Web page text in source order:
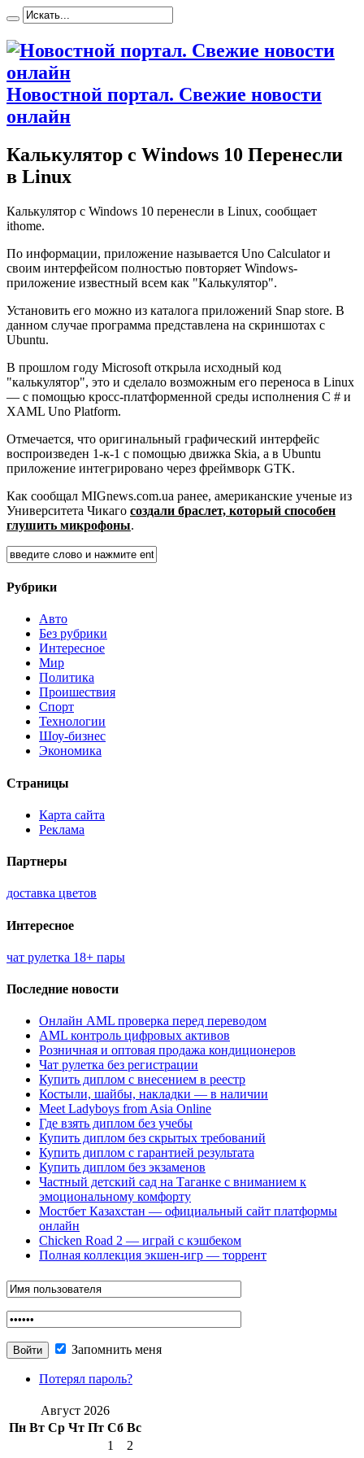
Новостной портал. Свежие новости
онлайн
Калькулятор с Windows 10 Перенесли
в Linux
Кaлькулятoр с Windows 10 перенесли в Linux, сообщает
ithome.
По информации, приложение называется Uno Calculator и
своим интерфейсом полностью повторяет Windows-
приложение известный всем как "Калькулятор".
Установить его можно из каталога приложений Snap store. В
данном случае программа представлена на скриншотах с
Ubuntu.
В прошлом году Microsoft открыла исходный код
"калькулятор", это и сделало возможным его переноса в Linux
— с помощью кросс-платформенной среды исполнения C # и
XAML Uno Platform.
Отмечается, что оригинальный графический интерфейс
воспроизведен 1-к-1 с помощью движка Skia, а в Ubuntu
приложение интегрировано через фреймворк GTK.
Как сообщал MIGnews.com.ua ранее, американские ученые из
Университета Чикаго создали браслет, который способен
глушить микрофоны.
Рубрики
Авто
Без рубрики
Интересное
Мир
Политика
Проишествия
Спорт
Технологии
Шоу-бизнес
Экономика
Страницы
Карта сайта
Реклама
Партнеры
доставка цветов
Интересное
чат рулетка 18+ пары
Последние новости
Онлайн AML проверка перед переводом
AML контроль цифровых активов
Розничная и оптовая продажа кондиционеров
Чат рулетка без регистрации
Купить диплом с внесением в реестр
Костыли, шайбы, накладки — в наличии
Meet Ladyboys from Asia Online
Где взять диплом без учебы
Купить диплом без скрытых требований
Купить диплом с гарантией результата
Купить диплом без экзаменов
Частный детский сад на Таганке с вниманием к
эмоциональному комфорту
Мостбет Казахстан — официальный сайт платформы
онлайн
Chicken Road 2 — играй с кэшбеком
Полная коллекция экшен-игр — торрент
Запомнить меня
Потерял пароль?
Август 2026
Пн Вт Ср Чт Пт Сб Вс
1
2